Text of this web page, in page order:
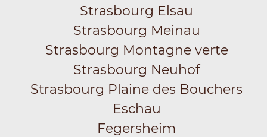
Strasbourg Elsau
Strasbourg Meinau
Strasbourg Montagne verte
Strasbourg Neuhof
Strasbourg Plaine des Bouchers
Eschau
Fegersheim